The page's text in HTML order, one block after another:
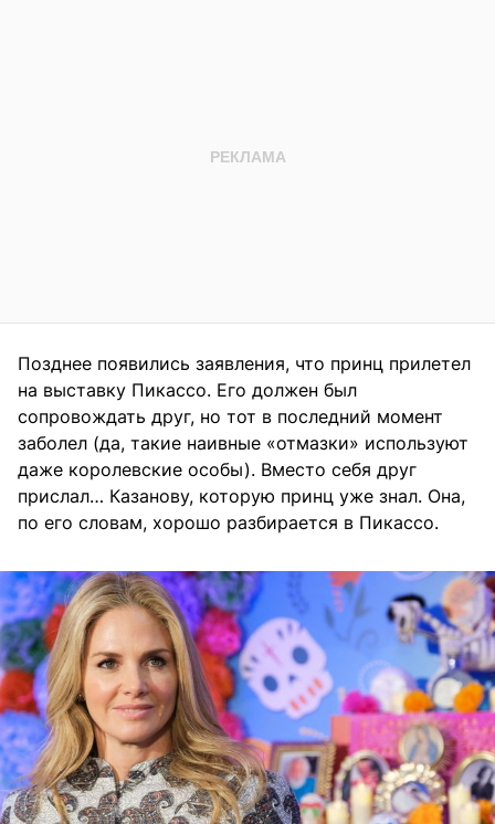
Позднее появились заявления, что принц прилетел
на выставку Пикассо. Его должен был
сопровождать друг, но тот в последний момент
заболел (да, такие наивные «отмазки» используют
даже королевские особы). Вместо себя друг
прислал… Казанову, которую принц уже знал. Она,
по его словам, хорошо разбирается в Пикассо.